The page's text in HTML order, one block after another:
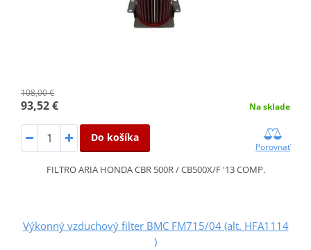
108,00 €
93,52 € Na sklade
Do košíka
Porovnať
FILTRO ARIA HONDA CBR 500R / CB500X/F '13 COMP.
Výkonný vzduchový filter BMC FM715/04 (alt. HFA1114
)